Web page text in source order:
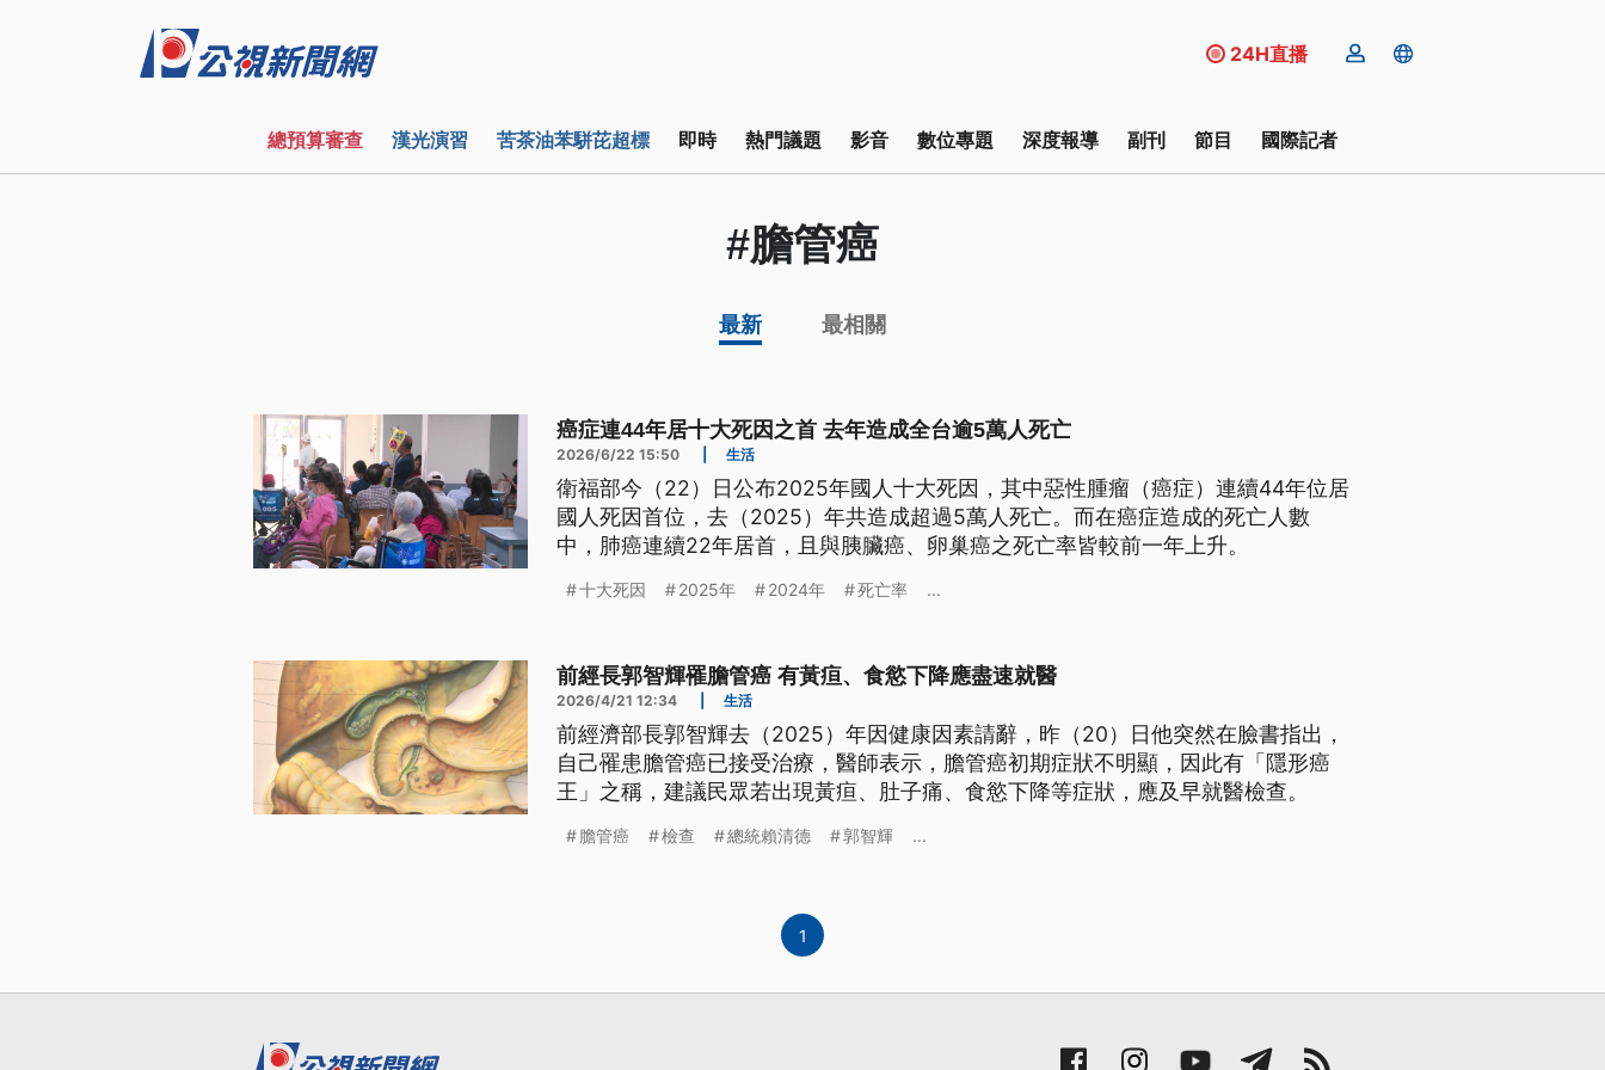
24H直播
總預算審查 漢光演習 苦茶油苯駢芘超標 即時 熱門議題 影音 數位專題 深度報導 副刊 節目 國際記者
#膽管癌
最新 最相關
癌症連44年居十大死因之首 去年造成全台逾5萬人死亡
2026/6/22 15:50 生活
衛福部今（22）日公布2025年國人十大死因，其中惡性腫瘤（癌症）連續44年位居
國人死因首位，去（2025）年共造成超過5萬人死亡。而在癌症造成的死亡人數
中，肺癌連續22年居首，且與胰臟癌、卵巢癌之死亡率皆較前一年上升。
十大死因 2025年 2024年 死亡率 ...
前經長郭智輝罹膽管癌 有黃疸、食慾下降應盡速就醫
2026/4/21 12:34 生活
前經濟部長郭智輝去（2025）年因健康因素請辭，昨（20）日他突然在臉書指出，
自己罹患膽管癌已接受治療，醫師表示，膽管癌初期症狀不明顯，因此有「隱形癌
王」之稱，建議民眾若出現黃疸、肚子痛、食慾下降等症狀，應及早就醫檢查。
膽管癌 檢查 總統賴清德 郭智輝 ...
1